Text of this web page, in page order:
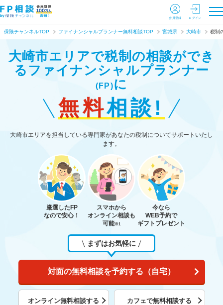
会員登録 ログイン
保険チャンネルTOP ファイナンシャルプランナー無料相談TOP 宮城県 大崎市 税制
大崎市エリアで税制の相談ができ
る ファイナンシャルプランナー
(FP)に
無料相談!
大崎市エリアを担当している専門家があなたの税制についてサポートいたし
ます。
厳選したFP
なので安心！
スマホから
オンライン相談も
可能※1
今なら
WEB予約で
ギフトプレゼント
まずはお気軽に
対面の無料相談を予約する（自宅）
オンライン無料相談する カフェで無料相談する